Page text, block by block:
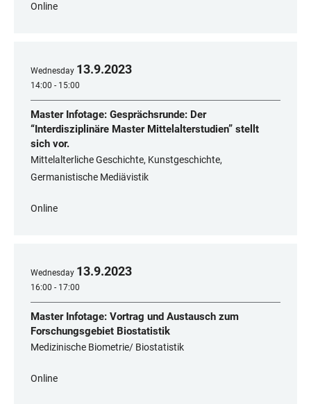
Online
Wednesday 13.9.2023
14:00 - 15:00
Master Infotage: Gesprächsrunde: Der
“Interdisziplinäre Master Mittelalterstudien” stellt
sich vor.
Mittelalterliche Geschichte, Kunstgeschichte,
Germanistische Mediävistik
Online
Wednesday 13.9.2023
16:00 - 17:00
Master Infotage: Vortrag und Austausch zum
Forschungsgebiet Biostatistik
Medizinische Biometrie/ Biostatistik
Online